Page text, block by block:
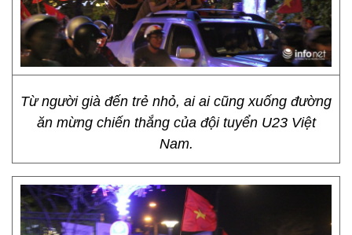
Từ người già đến trẻ nhỏ, ai ai cũng xuống đường
ăn mừng chiến thắng của đội tuyển U23 Việt
Nam.